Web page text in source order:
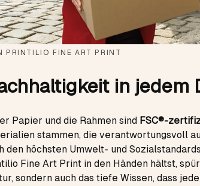
PRINTILIO FINE ART PRINT
in jedem
Papier und die Rahmen sind FSC®-
stammen, die verantwortungsvoll
den höchsten Umwelt- und
Fine Art Print in den Händen hältst,
sondern auch das tiefe Wissen, dass